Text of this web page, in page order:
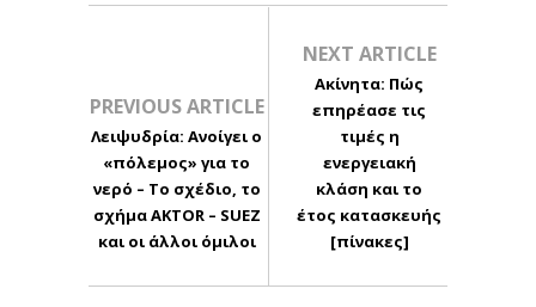
PREVIOUS ARTICLE
Λειψυδρία: Ανοίγει ο
«πόλεμος» για το
νερό – Το σχέδιο, το
σχήμα AKTOR – SUEZ
και οι άλλοι όμιλοι
NEXT ARTICLE
Ακίνητα: Πώς
επηρέασε τις
τιμές η
ενεργειακή
κλάση και το
έτος κατασκευής
[πίνακες]